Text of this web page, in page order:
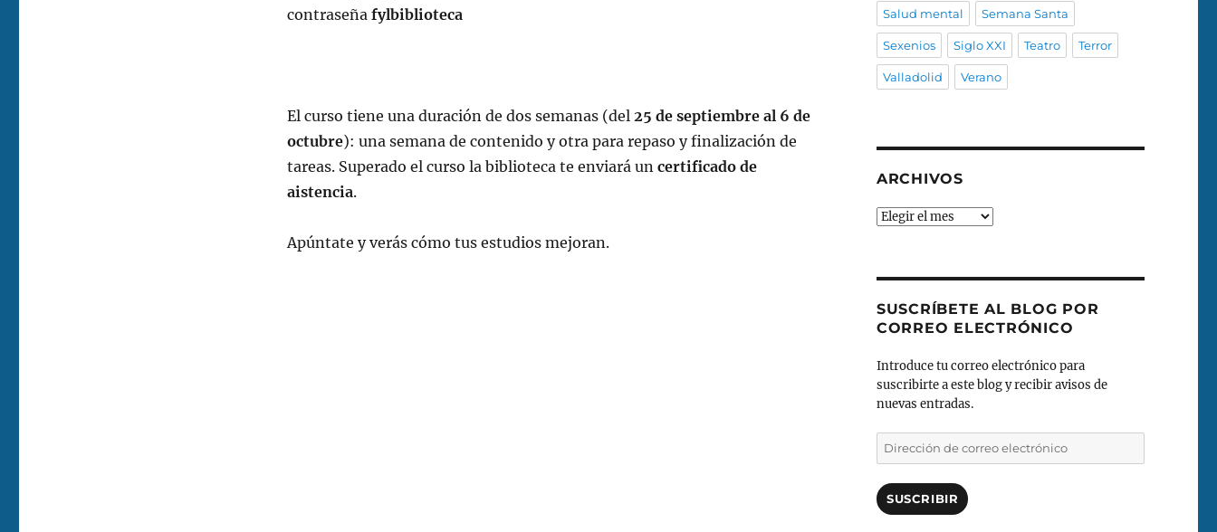
contraseña fylbiblioteca
El curso tiene una duración de dos semanas (del 25 de septiembre al 6 de
octubre): una semana de contenido y otra para repaso y finalización de
tareas. Superado el curso la biblioteca te enviará un certificado de
aistencia.
Apúntate y verás cómo tus estudios mejoran.
Salud mental Semana Santa
Sexenios Siglo XXI Teatro Terror
Valladolid Verano
ARCHIVOS
Archivos
SUSCRÍBETE AL BLOG POR
CORREO ELECTRÓNICO
Introduce tu correo electrónico para
suscribirte a este blog y recibir avisos de
nuevas entradas.
Dirección
de
electrónico
SUSCRIBIR